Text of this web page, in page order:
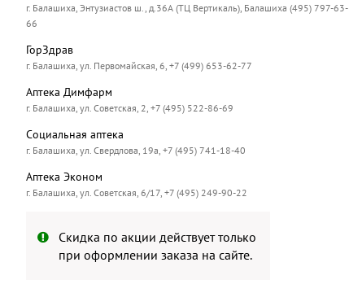
г. Балашиха, Энтузиастов ш., д.36А (ТЦ Вертикаль), Балашиха (495) 797-63-
66
ГорЗдрав
г. Балашиха, ул. Первомайская, 6, +7 (499) 653-62-77
Аптека Димфарм
г. Балашиха, ул. Советская, 2, +7 (495) 522-86-69
Социальная аптека
г. Балашиха, ул. Свердлова, 19а, +7 (495) 741-18-40
Аптека Эконом
г. Балашиха, ул. Советская, 6/17, +7 (495) 249-90-22
Скидка по акции действует только
при оформлении заказа на сайте.